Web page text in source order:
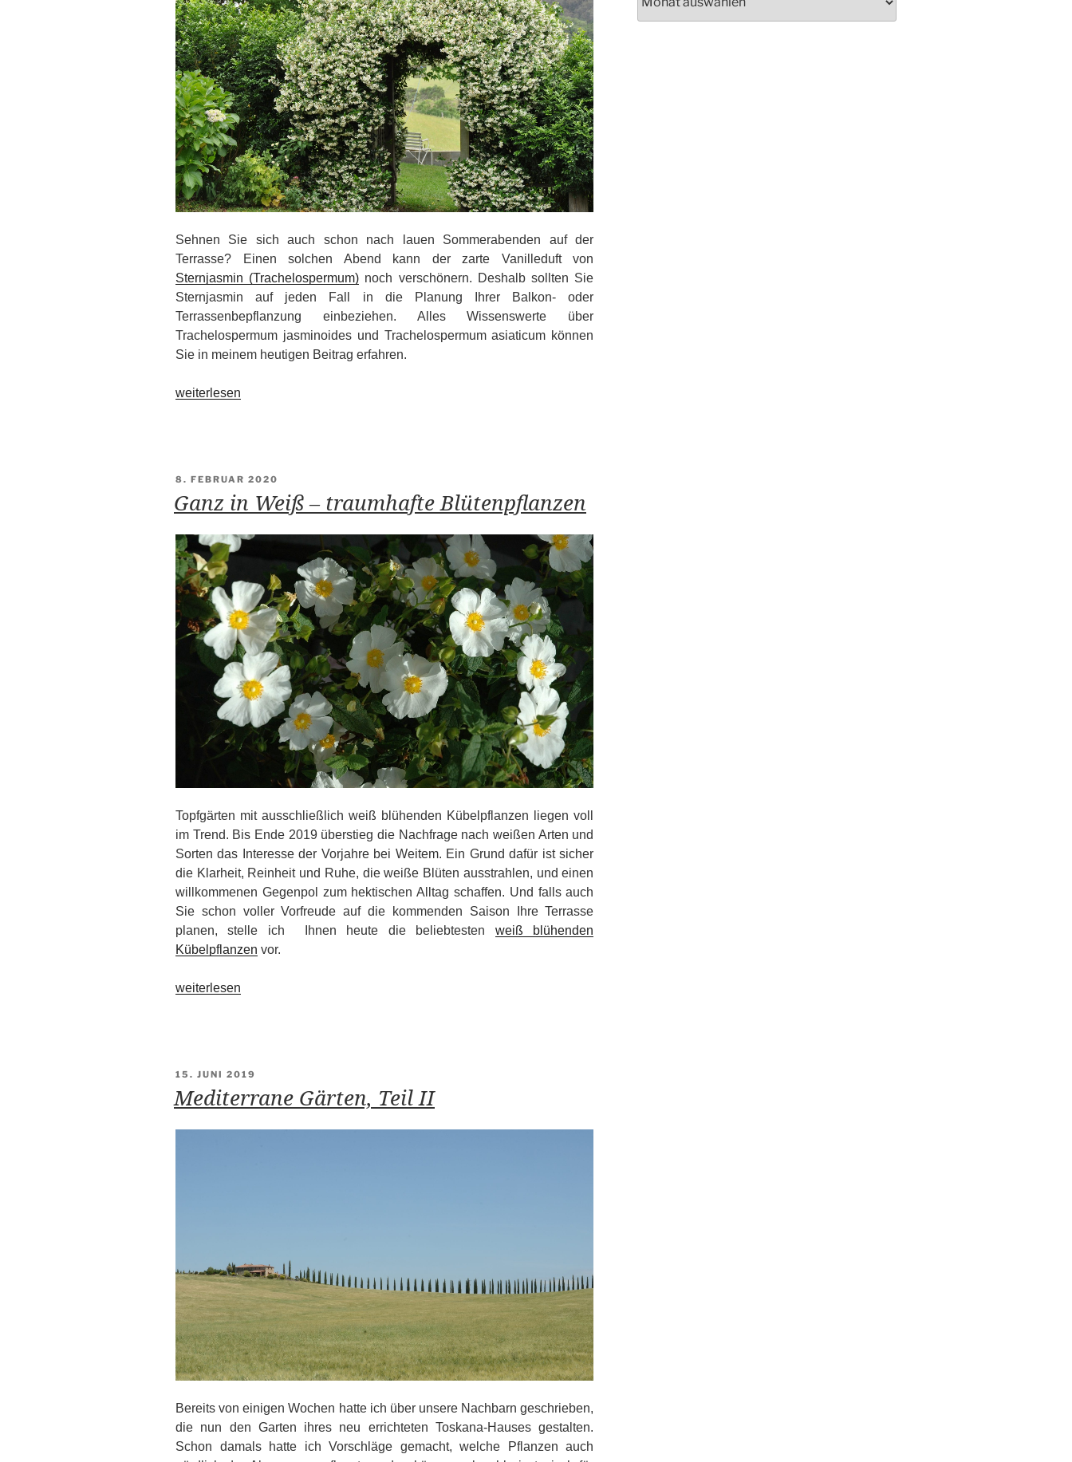
Sehnen Sie sich auch schon nach lauen Sommerabenden auf der
Terrasse? Einen solchen Abend kann der zarte Vanilleduft von
Sternjasmin (Trachelospermum) noch verschönern. Deshalb sollten Sie
Sternjasmin auf jeden Fall in die Planung Ihrer Balkon- oder
Terrassenbepflanzung einbeziehen. Alles Wissenswerte über
Trachelospermum jasminoides und Trachelospermum asiaticum können
Sie in meinem heutigen Beitrag erfahren.
„Zauberhafter
weiterlesen
VERÖFFENTLICHT
8. FEBRUAR 2020
Ganz in Weiß – traumhafte Blütenpflanzen
Topfgärten mit ausschließlich weiß blühenden Kübelpflanzen liegen voll
im Trend. Bis Ende 2019 überstieg die Nachfrage nach weißen Arten und
Sorten das Interesse der Vorjahre bei Weitem. Ein Grund dafür ist sicher
die Klarheit, Reinheit und Ruhe, die weiße Blüten ausstrahlen, und einen
willkommenen Gegenpol zum hektischen Alltag schaffen. Und falls auch
Sie schon voller Vorfreude auf die kommenden Saison Ihre Terrasse
planen, stelle ich Ihnen heute die beliebtesten weiß blühenden
Kübelpflanzen vor.
„Ganz
weiterlesen
VERÖFFENTLICHT
15. JUNI 2019
Mediterrane Gärten, Teil II
Bereits von einigen Wochen hatte ich über unsere Nachbarn geschrieben,
die nun den Garten ihres neu errichteten Toskana-Hauses gestalten.
Schon damals hatte ich Vorschläge gemacht, welche Pflanzen auch
Beiträge
nach